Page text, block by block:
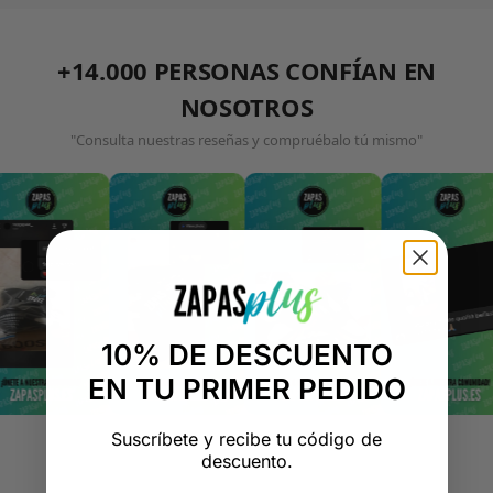
+14.000 PERSONAS CONFÍAN EN
NOSOTROS
"Consulta nuestras reseñas y compruébalo tú mismo"
10% DE DESCUENTO
EN TU PRIMER PEDIDO
Suscríbete y recibe tu código de
descuento.